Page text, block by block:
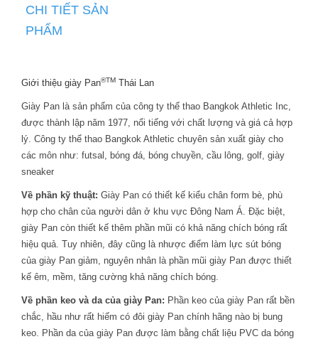
CHI TIẾT SẢN
PHẨM
Giới thiệu giày Pan®TM Thái Lan
Giày Pan là sản phẩm của công ty thể thao Bangkok Athletic Inc,
được thành lập năm 1977, nổi tiếng với chất lượng và giá cả hợp
lý. Công ty thể thao Bangkok Athletic chuyên sản xuất giày cho
các môn như: futsal, bóng đá, bóng chuyền, cầu lông, golf, giày
sneaker
Về phần kỹ thuật: Giày Pan có thiết kế kiểu chân form bè, phù
hợp cho chân của người dân ở khu vực Đông Nam Á. Đặc biệt,
giày Pan còn thiết kế thêm phần mũi có khả năng chích bóng rất
hiệu quả. Tuy nhiên, đây cũng là nhược điểm làm lực sút bóng
của giày Pan giảm, nguyên nhân là phần mũi giày Pan được thiết
kế êm, mềm, tăng cường khả năng chích bóng.
Về phần keo và da của giày Pan: Phần keo của giày Pan rất bền
chắc, hầu như rất hiếm có đôi giày Pan chính hãng nào bị bung
keo. Phần da của giày Pan được làm bằng chất liệu PVC da bóng